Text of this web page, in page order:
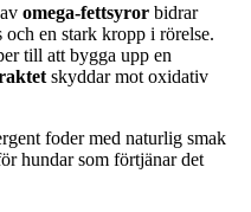
omega-fettsyror bidrar
en stark kropp i rörelse.
till att bygga upp en
skyddar mot oxidativ
foder med naturlig smak
hundar som förtjänar det